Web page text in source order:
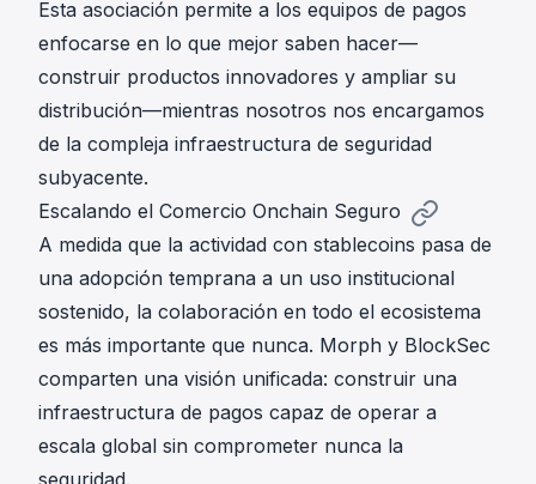
Esta asociación permite a los equipos de pagos
enfocarse en lo que mejor saben hacer—
construir productos innovadores y ampliar su
distribución—mientras nosotros nos encargamos
de la compleja infraestructura de seguridad
subyacente.
Escalando el Comercio Onchain Seguro
A medida que la actividad con stablecoins pasa de
una adopción temprana a un uso institucional
sostenido, la colaboración en todo el ecosistema
es más importante que nunca. Morph y BlockSec
comparten una visión unificada: construir una
infraestructura de pagos capaz de operar a
escala global sin comprometer nunca la
seguridad.